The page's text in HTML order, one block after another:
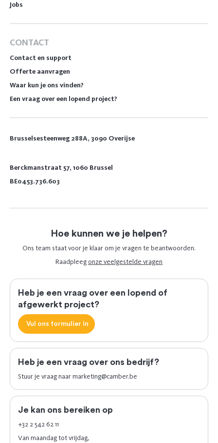
Jobs
CONTACT
Contact en support
Offerte aanvragen
Waar kun je ons vinden?
Een vraag over een lopend project?
Brusselsesteenweg 288A, 3090 Overijse
Berckmanstraat 57, 1060 Brussel
BE0453.736.603
Hoe kunnen we je helpen?
Ons team staat voor je klaar om je vragen te beantwoorden.
Raadpleegonze veelgestelde vragen
Heb je een vraag over een lopend of
afgewerkt project?
Vul ons formulier in
Heb je een vraag over ons bedrijf?
Stuur je vraag naarmarketing@camber.be
Je kan ons bereiken op
+32 2 542 62 11
Van maandag tot vrijdag,